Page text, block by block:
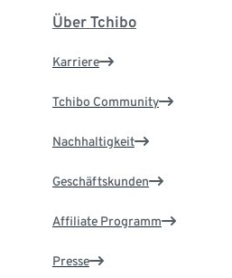
Über Tchibo
Karriere
Tchibo Community
Nachhaltigkeit
Geschäftskunden
Affiliate Programm
Presse